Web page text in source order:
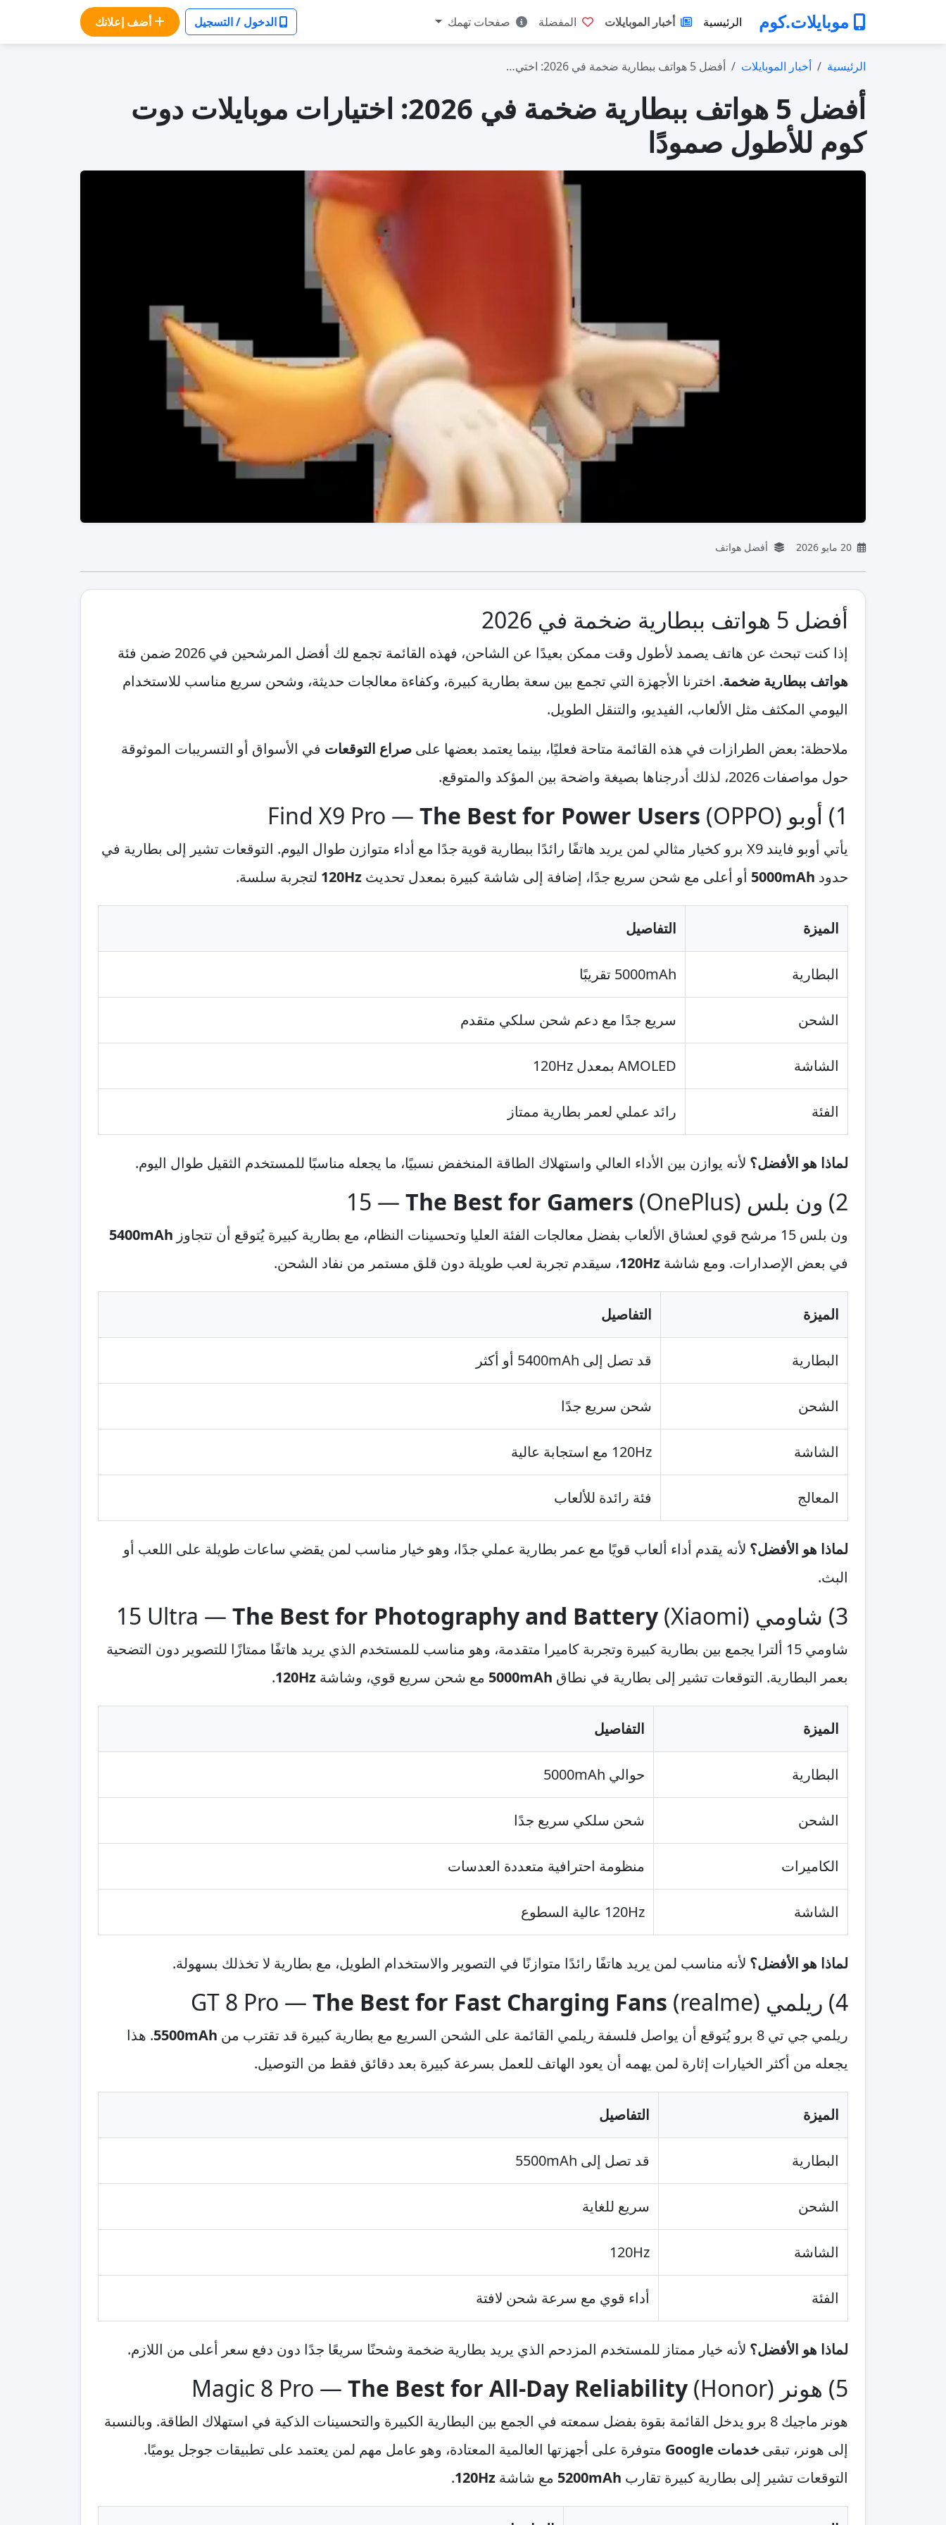
موبايلات.كوم الرئيسية أخبار الموبايلات المفضلة صفحات تهمك الدخول / التسجيل أضف إعلانك
الرئيسية أخبار الموبايلات أفضل 5 هواتف ببطارية ضخمة في 2026: اختي…
أفضل 5 هواتف ببطارية ضخمة في 2026: اختيارات موبايلات دوت
كوم للأطول صمودًا
أفضل هواتف
أفضل 5 هواتف ببطارية ضخمة في 2026
إذا كنت تبحث عن هاتف يصمد لأطول وقت ممكن بعيدًا عن الشاحن، فهذه القائمة تجمع لك أفضل المرشحين في 2026 ضمن فئة
هواتف ببطارية ضخمة. اخترنا الأجهزة التي تجمع بين سعة بطارية كبيرة، وكفاءة معالجات حديثة، وشحن سريع مناسب للاستخدام
اليومي المكثف مثل الألعاب، الفيديو، والتنقل الطويل.
ملاحظة: بعض الطرازات في هذه القائمة متاحة فعليًا، بينما يعتمد بعضها على صراع التوقعات في الأسواق أو التسريبات الموثوقة
حول مواصفات 2026، لذلك أدرجناها بصيغة واضحة بين المؤكد والمتوقع.
1) أوبو (OPPO) Find X9 Pro — The Best for Power Users
يأتي أوبو فايند X9 برو كخيار مثالي لمن يريد هاتفًا رائدًا ببطارية قوية جدًا مع أداء متوازن طوال اليوم. التوقعات تشير إلى بطارية في
حدود 5000mAh أو أعلى مع شحن سريع جدًا، إضافة إلى شاشة كبيرة بمعدل تحديث 120Hz لتجربة سلسة.
الميزة التفاصيل
البطارية 5000mAh تقريبًا
الشحن سريع جدًا مع دعم شحن سلكي متقدم
الشاشة AMOLED بمعدل 120Hz
الفئة رائد عملي لعمر بطارية ممتاز
لماذا هو الأفضل؟ لأنه يوازن بين الأداء العالي واستهلاك الطاقة المنخفض نسبيًا، ما يجعله مناسبًا للمستخدم الثقيل طوال اليوم.
2) ون بلس (OnePlus) 15 — The Best for Gamers
ون بلس 15 مرشح قوي لعشاق الألعاب بفضل معالجات الفئة العليا وتحسينات النظام، مع بطارية كبيرة يُتوقع أن تتجاوز
5400mAh
في بعض الإصدارات. ومع شاشة 120Hz، سيقدم تجربة لعب طويلة دون قلق مستمر من نفاد الشحن.
الميزة التفاصيل
البطارية قد تصل إلى 5400mAh أو أكثر
الشحن شحن سريع جدًا
الشاشة 120Hz مع استجابة عالية
المعالج فئة رائدة للألعاب
لماذا هو الأفضل؟ لأنه يقدم أداء ألعاب قويًا مع عمر بطارية عملي جدًا، وهو خيار مناسب لمن يقضي ساعات طويلة على اللعب أو
البث.
3) شاومي (Xiaomi) 15 Ultra — The Best for Photography and Battery
شاومي 15 ألترا يجمع بين بطارية كبيرة وتجربة كاميرا متقدمة، وهو مناسب للمستخدم الذي يريد هاتفًا ممتازًا للتصوير دون التضحية
بعمر البطارية. التوقعات تشير إلى بطارية في نطاق 5000mAh مع شحن سريع قوي، وشاشة 120Hz
.
الميزة التفاصيل
البطارية حوالي 5000mAh
الشحن شحن سلكي سريع جدًا
الكاميرات منظومة احترافية متعددة العدسات
الشاشة 120Hz عالية السطوع
لماذا هو الأفضل؟ لأنه مناسب لمن يريد هاتفًا رائدًا متوازنًا في التصوير والاستخدام الطويل، مع بطارية لا تخذلك بسهولة.
4) ريلمي (realme) GT 8 Pro — The Best for Fast Charging Fans
ريلمي جي تي 8 برو يُتوقع أن يواصل فلسفة ريلمي القائمة على الشحن السريع مع بطارية كبيرة قد تقترب من 5500mAh. هذا
يجعله من أكثر الخيارات إثارة لمن يهمه أن يعود الهاتف للعمل بسرعة كبيرة بعد دقائق فقط من التوصيل.
الميزة التفاصيل
البطارية قد تصل إلى 5500mAh
الشحن سريع للغاية
الشاشة 120Hz
الفئة أداء قوي مع سرعة شحن لافتة
لماذا هو الأفضل؟ لأنه خيار ممتاز للمستخدم المزدحم الذي يريد بطارية ضخمة وشحنًا سريعًا جدًا دون دفع سعر أعلى من اللازم.
5) هونر (Honor) Magic 8 Pro — The Best for All-Day Reliability
هونر ماجيك 8 برو يدخل القائمة بقوة بفضل سمعته في الجمع بين البطارية الكبيرة والتحسينات الذكية في استهلاك الطاقة. وبالنسبة
إلى هونر، تبقى خدمات Google
متوفرة على أجهزتها العالمية المعتادة، وهو عامل مهم لمن يعتمد على تطبيقات جوجل يوميًا.
التوقعات تشير إلى بطارية كبيرة تقارب 5200mAh مع شاشة 120Hz
.